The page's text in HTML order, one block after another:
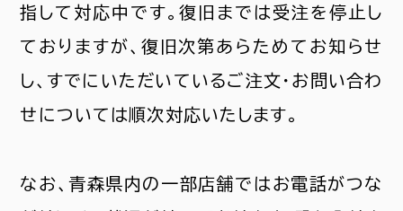
指して対応中です。復旧までは受注を停止し
ておりますが、復旧次第あらためてお知らせ
し、すでにいただいているご注文・お問い合わ
せについては順次対応いたします。
なお、青森県内の一部店舗ではお電話がつな